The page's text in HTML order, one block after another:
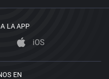
LA APP
iOS
EN